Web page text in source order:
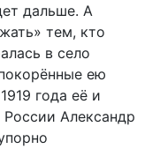
дальше. А
тем, кто
в село
ею
года её и
Александр